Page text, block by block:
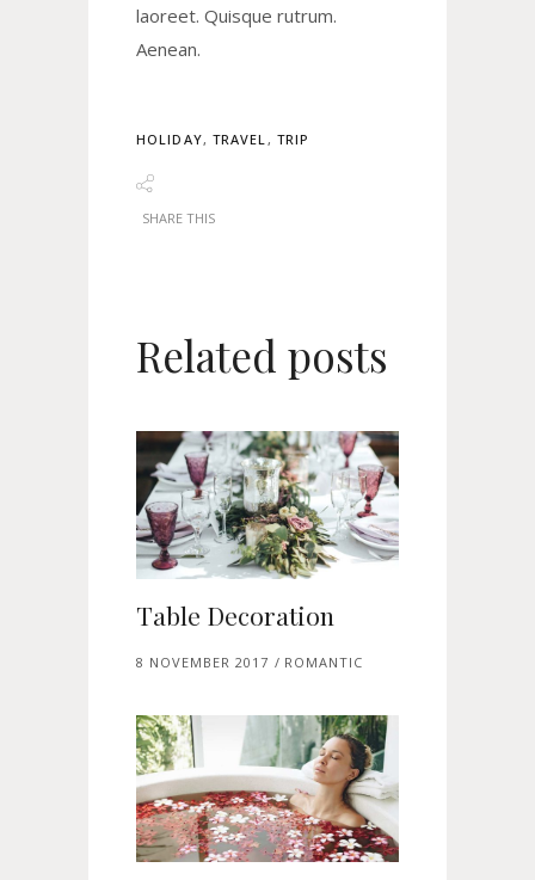
laoreet. Quisque rutrum.
Aenean.
HOLIDAY, TRAVEL, TRIP
SHARE THIS
Related posts
Table Decoration
8 NOVEMBER 2017 ROMANTIC